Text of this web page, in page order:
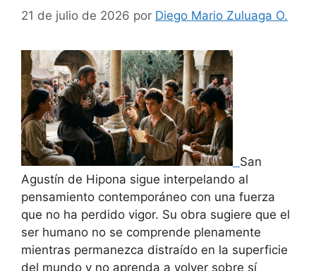
21 de julio de 2026 por Diego Mario Zuluaga O.
San
Agustín de Hipona sigue interpelando al
pensamiento contemporáneo con una fuerza
que no ha perdido vigor. Su obra sugiere que el
ser humano no se comprende plenamente
mientras permanezca distraído en la superficie
del mundo y no aprenda a volver sobre sí